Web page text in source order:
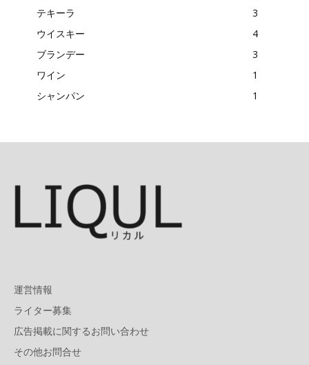
テキーラ
3
ウイスキー
4
ブランデー
3
ワイン
1
シャンパン
1
運営情報
ライター募集
広告掲載に関するお問い合わせ
その他お問合せ